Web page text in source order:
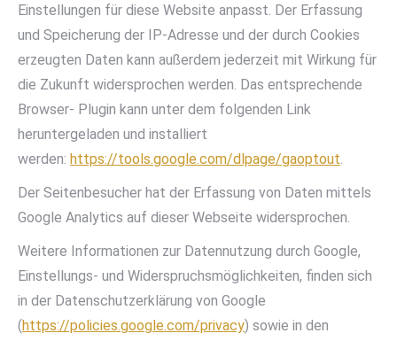
Einstellungen für diese Website anpasst. Der Erfassung
und Speicherung der IP-Adresse und der durch Cookies
erzeugten Daten kann außerdem jederzeit mit Wirkung für
die Zukunft widersprochen werden. Das entsprechende
Browser- Plugin kann unter dem folgenden Link
heruntergeladen und installiert
werden: https://tools.google.com/dlpage/gaoptout.
Der Seitenbesucher hat der Erfassung von Daten mittels
Google Analytics auf dieser Webseite widersprochen.
Weitere Informationen zur Datennutzung durch Google,
Einstellungs- und Widerspruchsmöglichkeiten, finden sich
in der Datenschutzerklärung von Google
(https://policies.google.com/privacy) sowie in den